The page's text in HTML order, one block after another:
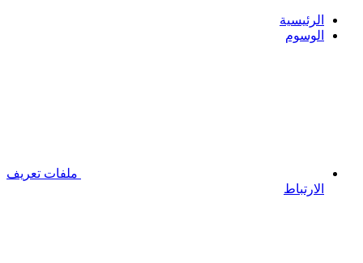
الرئيسية
الوسوم
ملفات تعريف
الارتباط